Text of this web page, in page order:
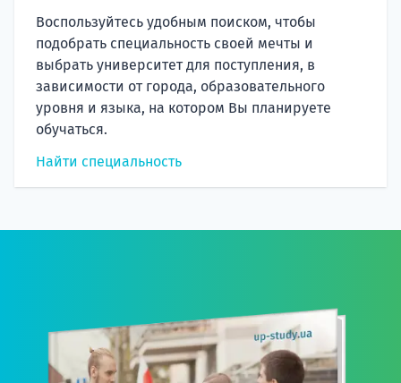
Воспользуйтесь удобным поиском, чтобы
подобрать специальность своей мечты и
выбрать университет для поступления, в
зависимости от города, образовательного
уровня и языка, на котором Вы планируете
обучаться.
Найти специальность